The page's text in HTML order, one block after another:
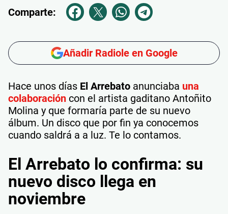
Comparte:
Añadir Radiole en Google
Hace unos días El Arrebato anunciaba una
colaboración con el artista gaditano Antoñito
Molina y que formaría parte de su nuevo
álbum. Un disco que por fin ya conocemos
cuando saldrá a a luz. Te lo contamos.
El Arrebato lo confirma: su
nuevo disco llega en
noviembre